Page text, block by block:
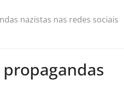
nazistas nas redes sociais